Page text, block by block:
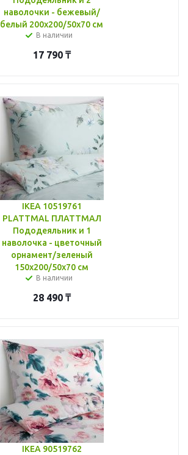
наволочки - бежевый/
белый 200x200/50x70 см
В наличии
17 790₸
IKEA 10519761
PLATTMAL ПЛАТТМАЛ
Пододеяльник и 1
наволочка - цветочный
орнамент/зеленый
150x200/50x70 см
В наличии
28 490₸
IKEA 90519762